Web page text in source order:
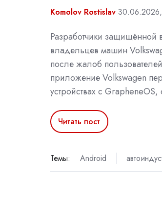
Komolov Rostislav
Разработчики защищённой
владельцев машин
после жалоб
приложение Volkswagen
устройствах с
Читать пост
Темы: Android